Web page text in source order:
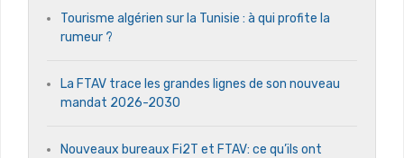
Tourisme algérien sur la Tunisie : à qui profite la
rumeur ?
La FTAV trace les grandes lignes de son nouveau
mandat 2026-2030
Nouveaux bureaux Fi2T et FTAV: ce qu’ils ont